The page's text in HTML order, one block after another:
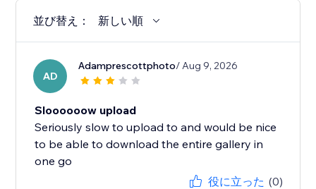
並び替え： 新しい順
AD
Adamprescottphoto/ Aug 9, 2026
Sloooooow upload
Seriously slow to upload to and would be nice
to be able to download the entire gallery in
one go
役に立った (0)